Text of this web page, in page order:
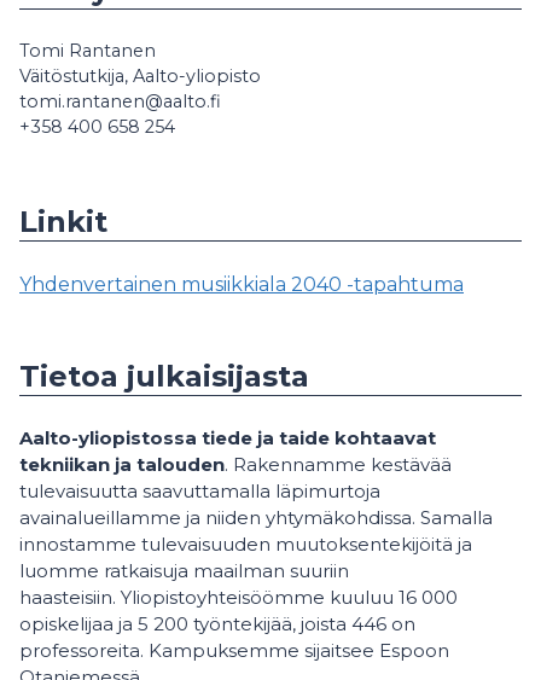
Tomi Rantanen
Väitöstutkija, Aalto-yliopisto
tomi.rantanen@aalto.fi
+358 400 658 254
Linkit
Yhdenvertainen musiikkiala 2040 -tapahtuma
Tietoa julkaisijasta
Aalto-yliopistossa tiede ja taide kohtaavat
tekniikan ja talouden. Rakennamme kestävää
tulevaisuutta saavuttamalla läpimurtoja
avainalueillamme ja niiden yhtymäkohdissa. Samalla
innostamme tulevaisuuden muutoksentekijöitä ja
luomme ratkaisuja maailman suuriin
haasteisiin. Yliopistoyhteisöömme kuuluu 16 000
opiskelijaa ja 5 200 työntekijää, joista 446 on
professoreita. Kampuksemme sijaitsee Espoon